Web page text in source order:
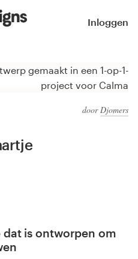
Inloggen
door Djomers
dat is ontworpen om